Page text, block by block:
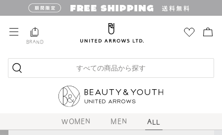
BRAND
すべての商品から探す
WOMEN MEN ALL